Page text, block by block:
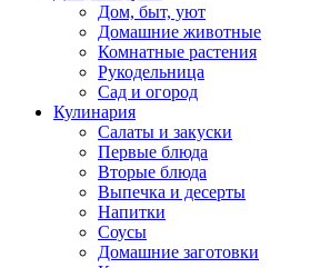
Дом, быт, уют
Домашние животные
Комнатные растения
Рукодельница
Сад и огород
Кулинария
Салаты и закуски
Первые блюда
Вторые блюда
Выпечка и десерты
Напитки
Соусы
Домашние заготовки